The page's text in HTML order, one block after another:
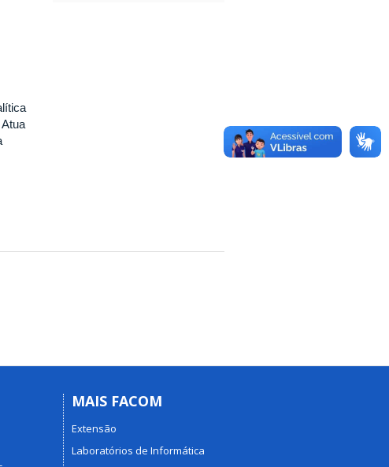
MAIS FACOM
Extensão
Laboratórios de Informática